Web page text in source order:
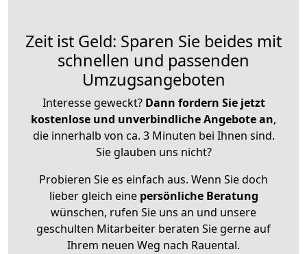
Zeit ist Geld: Sparen Sie beides mit
schnellen und passenden
Umzugsangeboten
Interesse geweckt? Dann fordern Sie jetzt
kostenlose und unverbindliche Angebote an,
die innerhalb von ca. 3 Minuten bei Ihnen sind.
Sie glauben uns nicht?
Probieren Sie es einfach aus. Wenn Sie doch
lieber gleich eine persönliche Beratung
wünschen, rufen Sie uns an und unsere
geschulten Mitarbeiter beraten Sie gerne auf
Ihrem neuen Weg nach Rauental.